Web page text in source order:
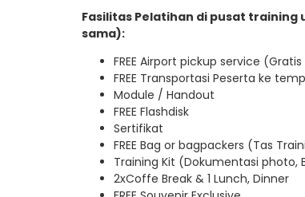
Fasilitas Pelatihan di pusat
sama):
FREE Airport pickup service
FREE Transportasi Peserta ke
Module / Handout
FREE Flashdisk
Sertifikat
FREE Bag or bagpackers (Tas
Training Kit (Dokumentasi photo,
2xCoffe Break & 1 Lunch, Dinner